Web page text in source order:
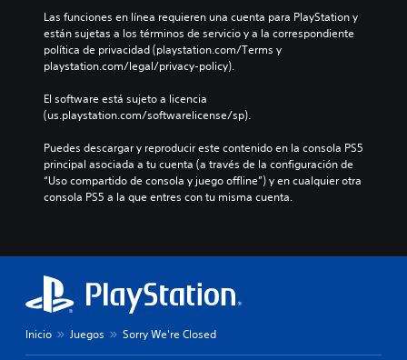
c
o
n
t
o
l
s
a
u
n
i
p
o
i
c
Las funciones en línea requieren una cuenta para PlayStation y
están sujetas a los términos de servicio y a la correspondiente
política de privacidad (playstation.com/Terms y
playstation.com/legal/privacy-policy).
El software está sujeto a licencia
(us.playstation.com/softwarelicense/sp).
Puedes descargar y reproducir este contenido en la consola PS5
principal asociada a tu cuenta (a través de la configuración de
“Uso compartido de consola y juego offline”) y en cualquier otra
consola PS5 a la que entres con tu misma cuenta.
Inicio Juegos Sorry We're Closed